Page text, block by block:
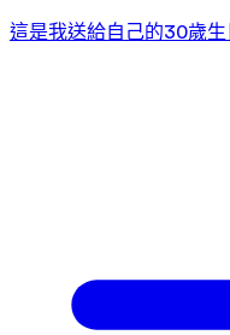
這是我送給自己的30歲